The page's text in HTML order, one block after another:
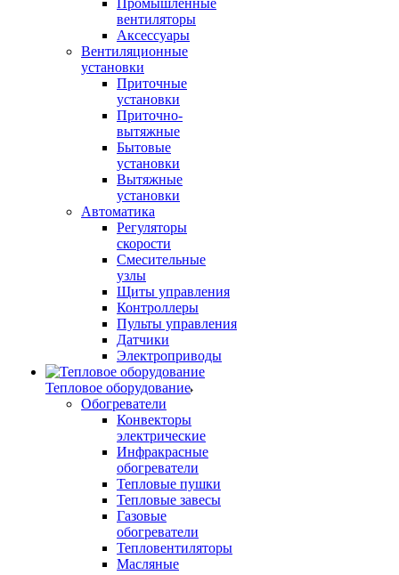
Промышленные
вентиляторы
Аксессуары
Вентиляционные
установки
Приточные
установки
Приточно-
вытяжные
Бытовые
установки
Вытяжные
установки
Автоматика
Регуляторы
скорости
Смесительные
узлы
Щиты управления
Контроллеры
Пульты управления
Датчики
Электроприводы
Тепловое оборудование
Обогреватели
Конвекторы
электрические
Инфракрасные
обогреватели
Тепловые пушки
Тепловые завесы
Газовые
обогреватели
Тепловентиляторы
Масляные